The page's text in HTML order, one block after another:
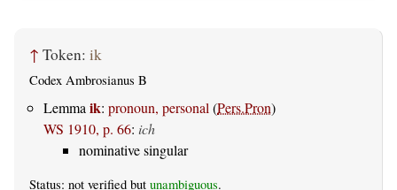
↑ Token: ik
Codex Ambrosianus B
Lemma ik: pronoun, personal (Pers.Pron)
WS 1910, p. 66: ich
nominative singular
Status: not verified but unambiguous.